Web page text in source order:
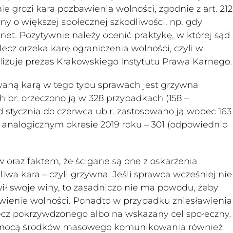
grozi kara pozbawienia wolności, zgodnie z art. 212
o większej społecznej szkodliwości, np. gdy
Pozytywnie należy ocenić praktykę, w której sąd
orzeka karę ograniczenia wolności, czyli w
prezes Krakowskiego Instytutu Prawa Karnego.
karą w tego typu sprawach jest grzywna
orzeczono ją w 328 przypadkach (158 –
do czerwca ub.r. zastosowano ją wobec 163
okresie 2019 roku – 301 (odpowiednio
faktem, że ścigane są one z oskarżenia
kara – czyli grzywna. Jeśli sprawca wcześniej nie
swoje winy, to zasadniczo nie ma powodu, żeby
wolności. Ponadto w przypadku zniesławienia
pokrzywdzonego albo na wskazany cel społeczny.
środków masowego komunikowania również